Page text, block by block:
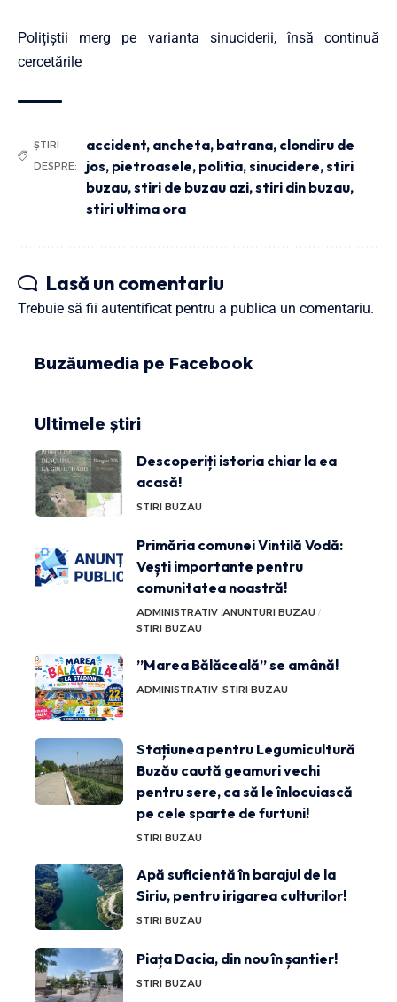
Polițiștii merg pe varianta sinuciderii, însă continuă
cercetările
ȘTIRI
DESPRE:
accident, ancheta, batrana, clondiru de
jos, pietroasele, politia,sinucidere,stiri
buzau,stiri de buzau azi,stiri din buzau,
stiri ultima ora
Lasă un comentariu
Trebuie să fii autentificat pentru a publica un comentariu.
Buzăumedia pe Facebook
Ultimele știri
Descoperiți istoria chiar la ea
acasă!
STIRI BUZAU
Primăria comunei Vintilă Vodă:
Vești importante pentru
comunitatea noastră!
ADMINISTRATIV ANUNTURI BUZAU
STIRI BUZAU
”Marea Bălăceală” se amână!
ADMINISTRATIV STIRI BUZAU
Stațiunea pentru Legumicultură
Buzău caută geamuri vechi
pentru sere, ca să le înlocuiască
pe cele sparte de furtuni!
STIRI BUZAU
Apă suficientă în barajul de la
Siriu, pentru irigarea culturilor!
STIRI BUZAU
Piața Dacia, din nou în șantier!
STIRI BUZAU